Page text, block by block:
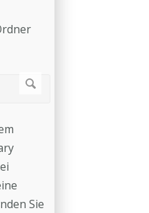
Sie